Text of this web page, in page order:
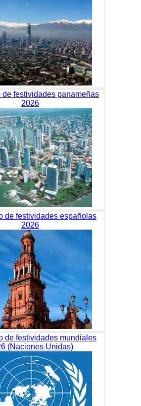
festividades panameñas
2026
de festividades españolas
2026
de festividades mundiales
(Naciones Unidas)